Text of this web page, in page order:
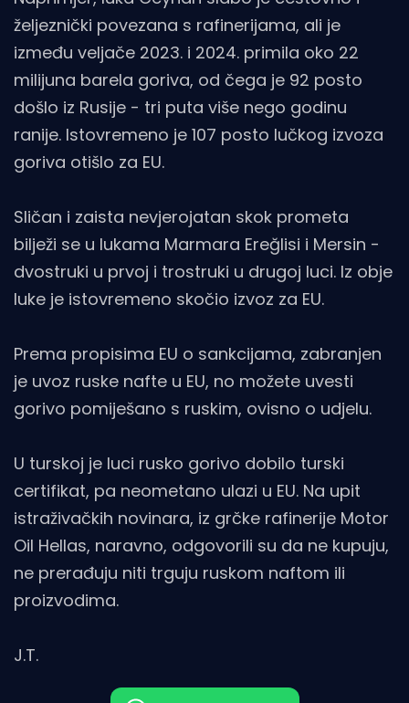
željeznički povezana s rafinerijama, ali je
između veljače 2023. i 2024. primila oko 22
milijuna barela goriva, od čega je 92 posto
došlo iz Rusije - tri puta više nego godinu
ranije. Istovremeno je 107 posto lučkog izvoza
goriva otišlo za EU.
Sličan i zaista nevjerojatan skok prometa
bilježi se u lukama Marmara Ereğlisi i Mersin -
dvostruki u prvoj i trostruki u drugoj luci. Iz obje
luke je istovremeno skočio izvoz za EU.
Prema propisima EU o sankcijama, zabranjen
je uvoz ruske nafte u EU, no možete uvesti
gorivo pomiješano s ruskim, ovisno o udjelu.
U turskoj je luci rusko gorivo dobilo turski
certifikat, pa neometano ulazi u EU. Na upit
istraživačkih novinara, iz grčke rafinerije Motor
Oil Hellas, naravno, odgovorili su da ne kupuju,
ne prerađuju niti trguju ruskom naftom ili
proizvodima.
J.T.